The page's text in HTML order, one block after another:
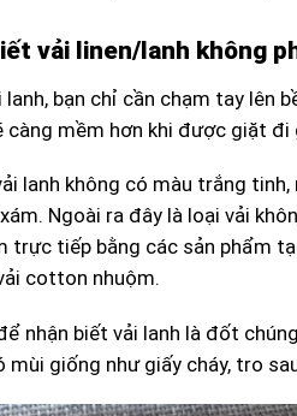
vải linen/lanh không
bạn chỉ cần chạm tay lên
càng mềm hơn khi được giặt đi
lanh không có màu trắng
Ngoài ra đây là loại vải
trực tiếp bằng các sản phẩm
cotton nhuộm.
nhận biết vải lanh là đốt
mùi giống như giấy cháy, tro